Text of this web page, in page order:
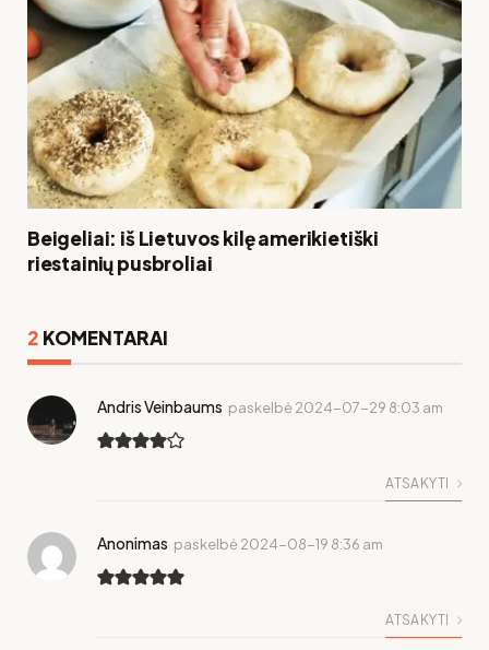
Beigeliai: iš Lietuvos kilę amerikietiški
riestainių pusbroliai
2 KOMENTARAI
Andris Veinbaums paskelbė 2024-07-29 8:03 am
ATSAKYTI
Anonimas paskelbė 2024-08-19 8:36 am
ATSAKYTI